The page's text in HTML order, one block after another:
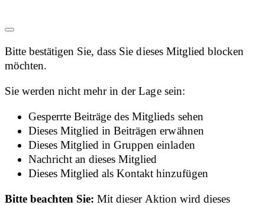
Bitte bestätigen Sie, dass Sie dieses Mitglied blocken
möchten.
Sie werden nicht mehr in der Lage sein:
Gesperrte Beiträge des Mitglieds sehen
Dieses Mitglied in Beiträgen erwähnen
Dieses Mitglied in Gruppen einladen
Nachricht an dieses Mitglied
Dieses Mitglied als Kontakt hinzufügen
Bitte beachten Sie:Mit dieser Aktion wird dieses